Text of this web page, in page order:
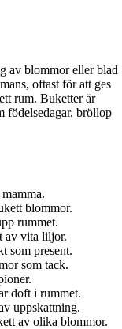
av blommor eller blad
oftast för att ges
rum. Buketter är
födelsedagar, bröllop
blommor.
rummet.
av vita liljor.
som present.
som tack.
doft i rummet.
uppskattning.
av olika blommor.